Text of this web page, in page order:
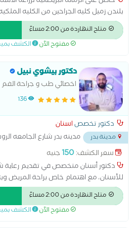
بلندن زميل كليه الجراحين من الكليه
البريطانيه لزراعه الاسنان من الجامعه
الجراحين من الكليه الملكيه
متاح النهاردة من 2:00 مساءً
مفتوح الآن الكشف
دكتور بيشوي نبيل
اخصائي طب و جراحة الفم
136
دكتور تخصصاسنان
مدينة بدر مدينه بدر شارع الجامعه
سعر الكشف:150جنيه
دكتور أسنان متخصص في تقديم رعاية
للأسنان، مع اهتمام خاص براحة المريض
طب الأسنان التجميلي، وتركيب الزرعات
الأسنان والعناية باللثة. يحرص الدكتور
وآمنة باستخدام أحدث التقنيات، بهدف
متاح النهاردة من 2:00 مساءً
مفتوح الآن الكشف